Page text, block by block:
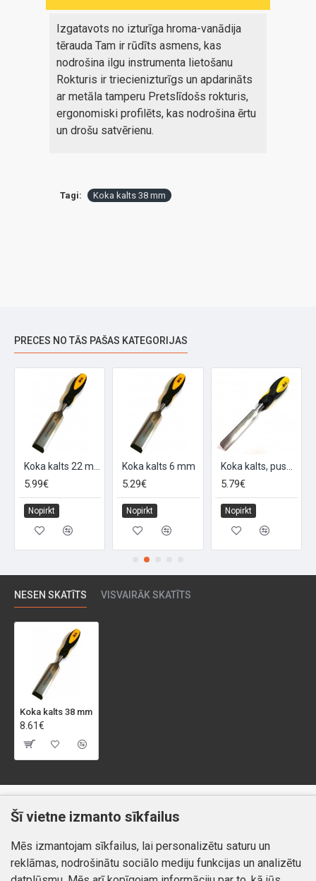
Izgatavots no izturīga hroma-vanādija
tērauda Tam ir rūdīts asmens, kas
nodrošina ilgu instrumenta lietošanu
Rokturis ir triecienizturīgs un apdarināts
ar metāla tamperu Pretslīdošs rokturis,
ergonomiski profilēts, kas nodrošina ērtu
un drošu satvērienu.
Tagi: Koka kalts 38 mm
PRECES NO TĀS PAŠAS KATEGORIJAS
5.99€
Nopirkt
Koka kalts 6 mm
5.29€
Nopirkt
5.79€
Nopirkt
NESEN SKATĪTS VISVAIRĀK SKATĪTS
Koka kalts 38 mm
8.61€
Klientiem
Kontakti
Preču atgriešana
Mans profils
Piegāde un apmaksa
Atteikuma tiesības
Privātuma politika
Šī vietne izmanto sīkfailus
Mēs izmantojam sīkfailus, lai personalizētu saturu un
reklāmas, nodrošinātu sociālo mediju funkcijas un analizētu